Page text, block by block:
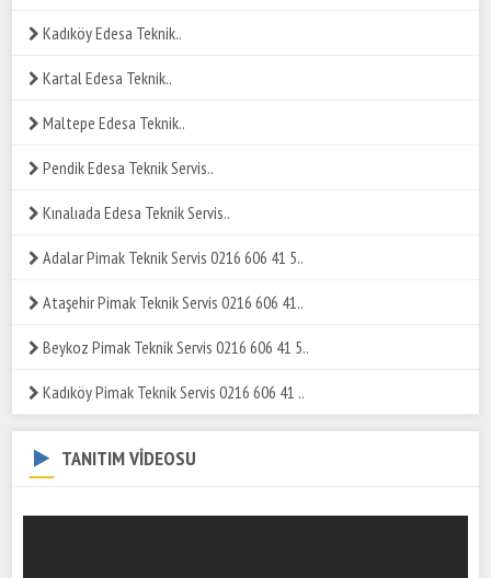
Kadıköy Edesa Teknik..
Kartal Edesa Teknik..
Maltepe Edesa Teknik..
Pendik Edesa Teknik Servis..
Kınalıada Edesa Teknik Servis..
Adalar Pimak Teknik Servis 0216 606 41 5..
Ataşehir Pimak Teknik Servis 0216 606 41..
Beykoz Pimak Teknik Servis 0216 606 41 5..
Kadıköy Pimak Teknik Servis 0216 606 41 ..
TANITIM VİDEOSU